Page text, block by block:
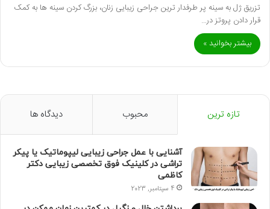
تزریق ژل به سینه پر طرفدار ترین جراحی زیبایی زنان، بزرگ کردن سینه ها به کمک
قرار دادن پروتز در…
بیشتر بخوانید »
تازه ترین محبوب دیدگاه ها
آشنایی با عمل جراحی زیبایی لیپوماتیک یا پیکر
تراشی در کلینیک فوق تخصصی زیبایی دکتر
کاظمی
4 سپتامبر, 2023